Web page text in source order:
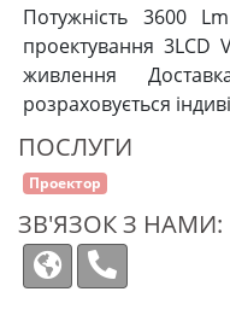
Потужність 3600
проектування 3LCD
живлення
розраховується
ПОСЛУГИ
Проектор
ЗВ'ЯЗОК З НАМИ: